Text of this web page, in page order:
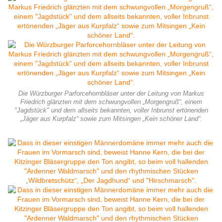
Die Würzburger Parforcehornbläser unter der Leitung von Markus
Friedrich glänzten mit dem schwungvollen „Morgengruß“, einem
"Jagdstück" und dem allseits bekannten, voller Inbrunst ertönenden
„Jäger aus Kurpfalz“ sowie zum Mitsingen „Kein schöner Land“.